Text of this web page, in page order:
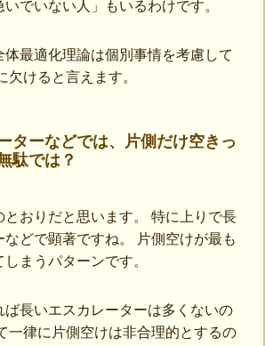
でいない人」もいるわけです。
体最適化理論は個別事情を考慮して
欠けると言えます。
ターなどでは、片側だけ空きっ
駄では？
とおりだと思います。 特に上りで長
などで顕著ですね。 片側空けが最も
まうパターンです。
ば長いエスカレーターは多くないの
一律に片側空けは非合理的とするの